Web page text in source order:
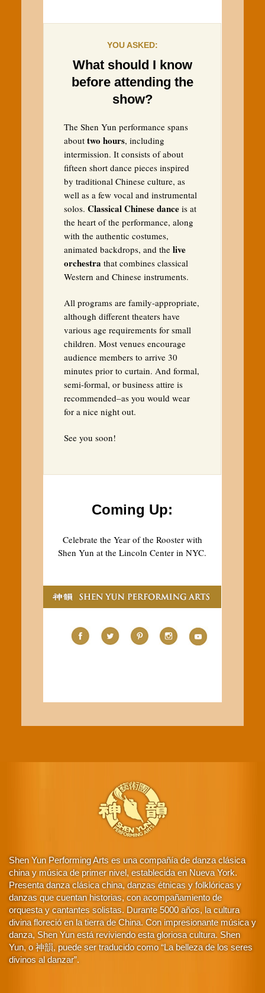
Shen Yun Performing Arts es una compañía de danza clásica
china y música de primer nivel, establecida en Nueva York.
Presenta danza clásica china, danzas étnicas y folklóricas y
danzas que cuentan historias, con acompañamiento de
orquesta y cantantes solistas. Durante 5000 años, la cultura
divina floreció en la tierra de China. Con impresionante música y
danza, Shen Yun está reviviendo esta gloriosa cultura. Shen
Yun, o 神韻, puede ser traducido como “La belleza de los seres
divinos al danzar”.